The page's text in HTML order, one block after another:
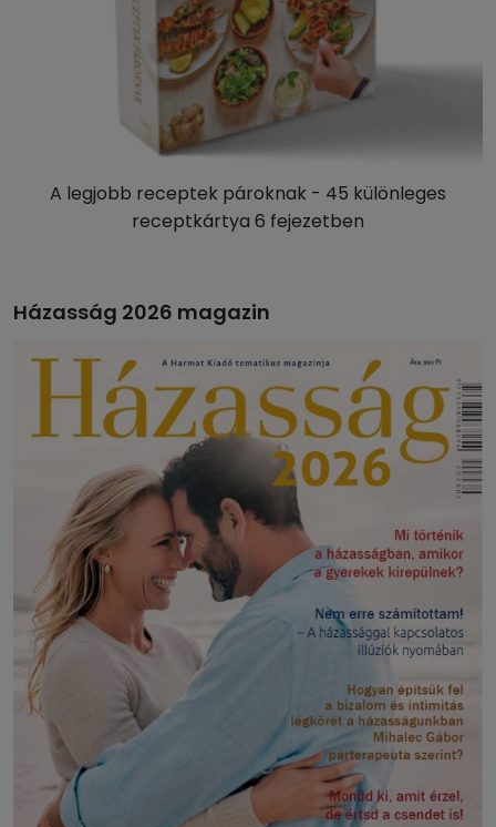
A legjobb receptek pároknak - 45 különleges
receptkártya 6 fejezetben
Házasság 2026 magazin